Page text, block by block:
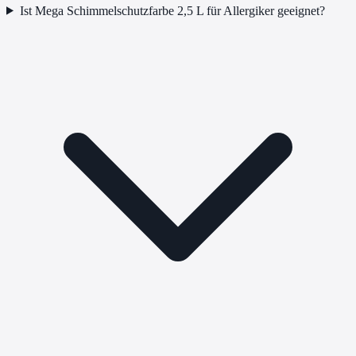
Ist Mega Schimmelschutzfarbe 2,5 L für Allergiker geeignet?